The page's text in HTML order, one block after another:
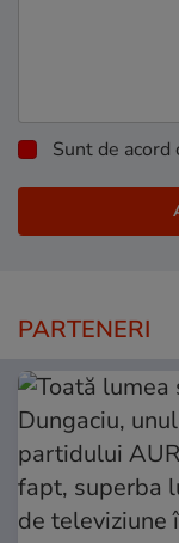
Sunt de acord
PARTENERI